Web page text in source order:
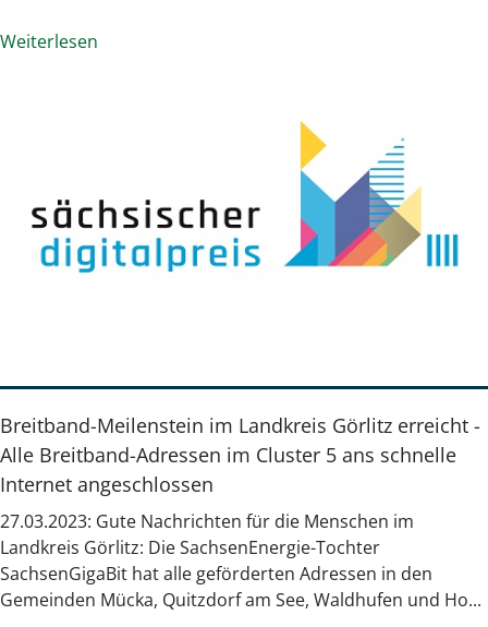
Weiterlesen
Breitband-Meilenstein im Landkreis Görlitz erreicht -
Alle Breitband-Adressen im Cluster 5 ans schnelle
Internet angeschlossen
27.03.2023: Gute Nachrichten für die Menschen im
Landkreis Görlitz: Die SachsenEnergie-Tochter
SachsenGigaBit hat alle geförderten Adressen in den
Gemeinden Mücka, Quitzdorf am See, Waldhufen und Ho...